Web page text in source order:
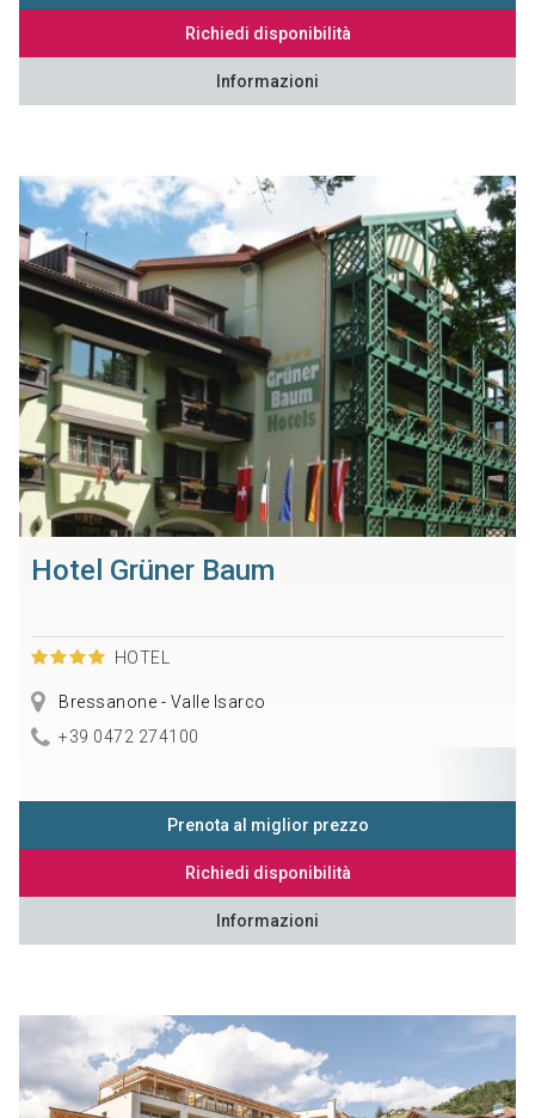
Richiedi disponibilità
Informazioni
Hotel Grüner Baum
HOTEL
Bressanone - Valle Isarco
+39 0472 274100
Prenota al miglior prezzo
Richiedi disponibilità
Informazioni